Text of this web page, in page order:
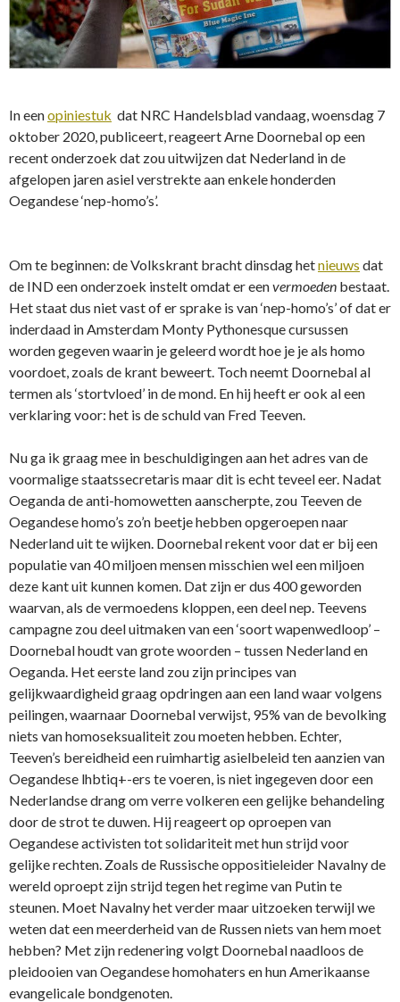
In eenopiniestuk dat NRC Handelsblad vandaag, woensdag 7
oktober 2020, publiceert, reageert Arne Doornebal op een
recent onderzoek dat zou uitwijzen dat Nederland in de
afgelopen jaren asiel verstrekte aan enkele honderden
Oegandese ‘nep-homo’s’.
Om te beginnen: de Volkskrant bracht dinsdag hetnieuws dat
de IND een onderzoek instelt omdat er eenvermoeden bestaat.
Het staat dus niet vast of er sprake is van ‘nep-homo’s’ of dat er
inderdaad in Amsterdam Monty Pythonesque cursussen
worden gegeven waarin je geleerd wordt hoe je je als homo
voordoet, zoals de krant beweert. Toch neemt Doornebal al
termen als ‘stortvloed’ in de mond. En hij heeft er ook al een
verklaring voor: het is de schuld van Fred Teeven.
Nu ga ik graag mee in beschuldigingen aan het adres van de
voormalige staatssecretaris maar dit is echt teveel eer. Nadat
Oeganda de anti-homowetten aanscherpte, zou Teeven de
Oegandese homo’s zo’n beetje hebben opgeroepen naar
Nederland uit te wijken. Doornebal rekent voor dat er bij een
populatie van 40 miljoen mensen misschien wel een miljoen
deze kant uit kunnen komen. Dat zijn er dus 400 geworden
waarvan, als de vermoedens kloppen, een deel nep. Teevens
campagne zou deel uitmaken van een ‘soort wapenwedloop’ –
Doornebal houdt van grote woorden – tussen Nederland en
Oeganda. Het eerste land zou zijn principes van
gelijkwaardigheid graag opdringen aan een land waar volgens
peilingen, waarnaar Doornebal verwijst, 95% van de bevolking
niets van homoseksualiteit zou moeten hebben. Echter,
Teeven’s bereidheid een ruimhartig asielbeleid ten aanzien van
Oegandese lhbtiq+-ers te voeren, is niet ingegeven door een
Nederlandse drang om verre volkeren een gelijke behandeling
door de strot te duwen. Hij reageert op oproepen van
Oegandese activisten tot solidariteit met hun strijd voor
gelijke rechten. Zoals de Russische oppositieleider Navalny de
wereld oproept zijn strijd tegen het regime van Putin te
steunen. Moet Navalny het verder maar uitzoeken terwijl we
weten dat een meerderheid van de Russen niets van hem moet
hebben? Met zijn redenering volgt Doornebal naadloos de
pleidooien van Oegandese homohaters en hun Amerikaanse
evangelicale bondgenoten.